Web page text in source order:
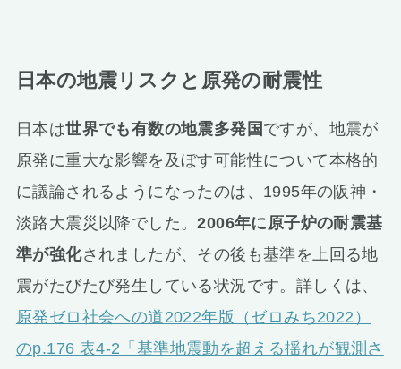
日本の地震リスクと原発の耐震性
日本は世界でも有数の地震多発国 ですが、地震が
原発に重大な影響を及ぼす可能性について本格的
に議論されるようになったのは、1995年の阪神・
淡路大震災以降でした。2006年に原子炉の耐震基
準が強化されましたが、その後も基準を上回る地
震がたびたび発生している状況です。詳しくは、
原発ゼロ社会への道2022年版（ゼロみち2022）
のp.176 表4-2「基準地震動を超える揺れが観測さ